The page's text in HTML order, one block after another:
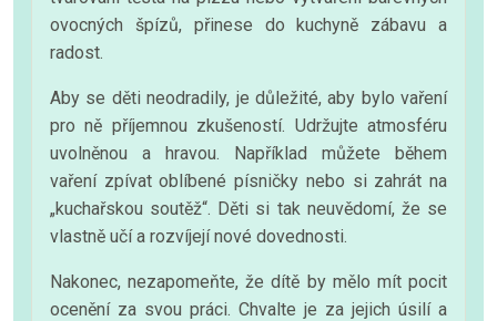
ovocných špízů, přinese do kuchyně zábavu a
radost.
Aby se děti neodradily, je důležité, aby bylo vaření
pro ně příjemnou zkušeností. Udržujte atmosféru
uvolněnou a hravou. Například můžete během
vaření zpívat oblíbené písničky nebo si zahrát na
„kuchařskou soutěž“. Děti si tak neuvědomí, že se
vlastně učí a rozvíjejí nové dovednosti.
Nakonec, nezapomeňte, že dítě by mělo mít pocit
ocenění za svou práci. Chvalte je za jejich úsilí a